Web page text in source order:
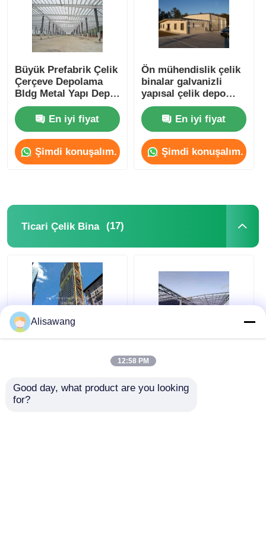
Büyük Prefabrik Çelik
Çerçeve Depolama
Bldg Metal Yapı Depo
Prefabrik Atölyesi
En iyi fiyat
Şimdi konuşalım.
Ön mühendislik çelik
binalar galvanizli
yapısal çelik depo
depoları imalatı
En iyi fiyat
Şimdi konuşalım.
Ticari Çelik Bina (17)
Yapı Otel Okul
HastanesiEn iyi fiyat
çelik yapısı Modern
Otel Okul Hastanesi
En iyi fiyat
Alisawang
12:58 PM
Good day, what product are you looking
for?